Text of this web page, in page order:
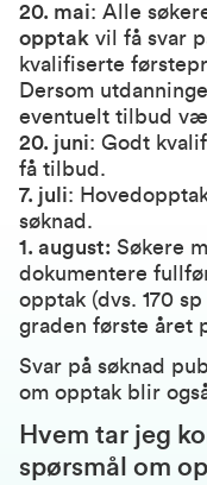
20. mai: Alle
opptak vil få svar
kvalifiserte
Dersom
eventuelt tilbud
20. juni: Godt
få tilbud.
7. juli:
søknad.
1. august: Søkere
dokumentere
opptak (dvs. 170
graden første året
Svar på søknad
om opptak blir
Hvem tar jeg
spørsmål om